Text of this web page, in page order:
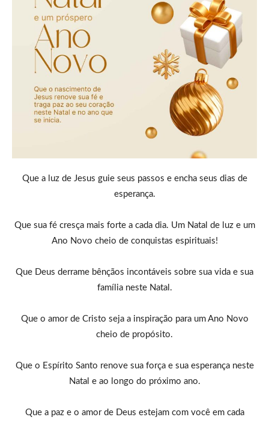
Que a luz de Jesus guie seus passos e encha seus dias de
esperança.
Que sua fé cresça mais forte a cada dia. Um Natal de luz e um
Ano Novo cheio de conquistas espirituais!
Que Deus derrame bênçãos incontáveis sobre sua vida e sua
família neste Natal.
Que o amor de Cristo seja a inspiração para um Ano Novo
cheio de propósito.
Que o Espírito Santo renove sua força e sua esperança neste
Natal e ao longo do próximo ano.
Que a paz e o amor de Deus estejam com você em cada